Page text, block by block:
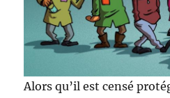
Alors qu’il est censé